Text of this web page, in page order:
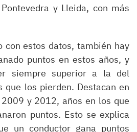
y Lleida, con más
con estos datos, también hay
puntos en estos años, y
siempre superior a la del
que los pierden. Destacan en
y 2012, años en los que
puntos. Esto se explica
un conductor gana puntos